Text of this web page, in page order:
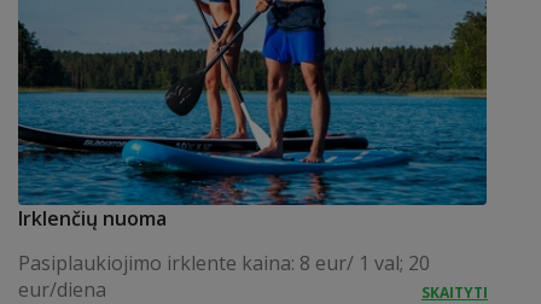
Irklenčių nuoma
Pasiplaukiojimo irklente kaina: 8 eur/ 1 val; 20
eur/diena
SKAITYTI